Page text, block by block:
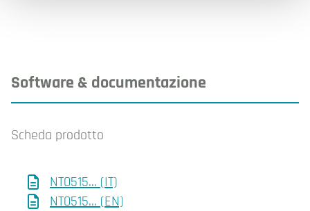
Software & documentazione
Scheda prodotto
NT0515... (IT)
NT0515... (EN)